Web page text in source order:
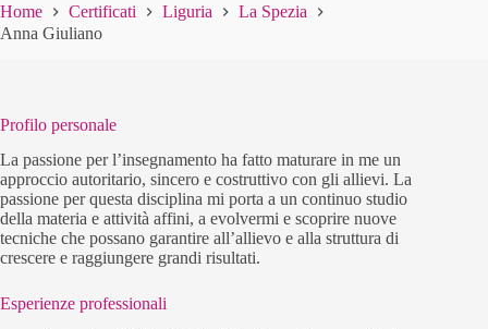
Home Certificati Liguria
La Spezia
Anna Giuliano
Profilo personale
La passione per l’insegnamento ha fatto maturare in me un
approccio autoritario, sincero e costruttivo con gli allievi. La
passione per questa disciplina mi porta a un continuo studio
della materia e attività affini, a evolvermi e scoprire nuove
tecniche che possano garantire all’allievo e alla struttura di
crescere e raggiungere grandi risultati.
Esperienze professionali